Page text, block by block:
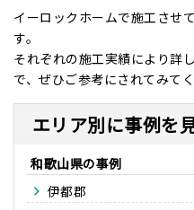
イーロックホームで施工させ
す。
それぞれの施工実績により詳
で、ぜひご参考にされてみてく
エリア別に事例を
和歌山県
伊都郡